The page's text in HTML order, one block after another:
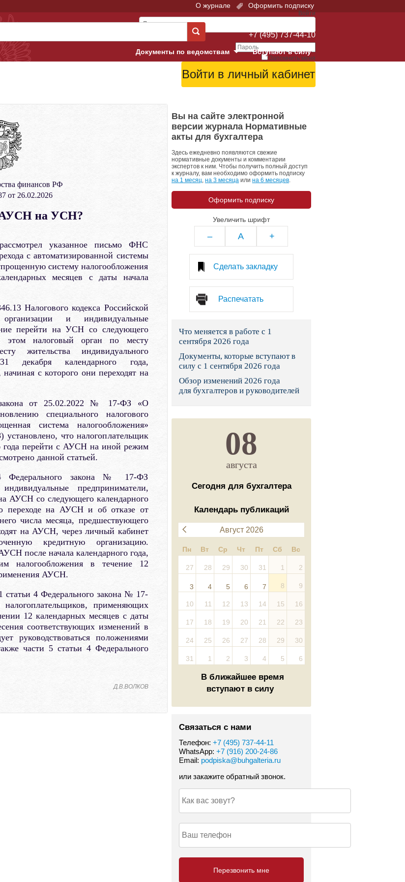
О журнале Оформить подписку
Войти
Запомнить меня
+7 (495) 737-44-10
Вступают в силу
Документы по ведомствам
Арбитражные суды
Верховный Суд
Гострудинспекция в г. Москве
Конституционный Суд
Президент: законы и указы
Социальный фонд России
Суд общей юрисдикции
Федеральная налоговая служба
Фонд социального страхования
Остальные ведомства
финансов РФ
от 26.02.2026
АУСН на УСН?
указанное письмо ФНС
с автоматизированной системы
систему налогообложения
месяцев с даты начала
Налогового кодекса Российской
и индивидуальные
перейти на УСН со следующего
этом налоговый орган по месту
жительства индивидуального
декабря календарного года,
с которого они переходят на
от 25.02.2022 № 17-ФЗ «О
специального налогового
система налогообложения»
что налогоплательщик
года перейти с АУСН на иной режим
данной статьей.
Федерального закона № 17-ФЗ
предприниматели,
АУСН со следующего календарного
переходе на АУСН и об отказе от
числа месяца, предшествующего
на АУСН, через личный кабинет
кредитную организацию.
после начала календарного года,
налогообложения в течение 12
АУСН.
4 Федерального закона № 17-
применяющих
12 календарных месяцев с даты
соответствующих изменений в
руководствоваться положениями
части 5 статьи 4 Федерального
Д.В.ВОЛКОВ
Вы на сайте электронной
версии журнала Нормативные
акты для бухгалтера
Здесь ежедневно появляются свежие
нормативные документы и комментарии
экспертов к ним. Чтобы получить полный доступ
к журналу, вам необходимо оформить подписку
на 1 месяц, на 3 месяца или на 6 месяцев.
Оформить подписку
Увеличить шрифт
– A +
Сделать закладку
Распечатать
Что меняется в работе с 1
сентября 2026 года
Документы, которые вступают в
силу с 1 сентября 2026 года
Обзор изменений 2026 года
для бухгалтеров и руководителей
08
августа
Сегодня для бухгалтера
Календарь публикаций
Август 2026
Пн Вт Ср Чт Пт Сб Вс
27 28 29 30 31 1 2
3 4 5 6 7 8 9
10 11 12 13 14 15 16
17 18 19 20 21 22 23
24 25 26 27 28 29 30
31 1 2 3 4 5 6
В ближайшее время
вступают в силу
Связаться с нами
Телефон: +7 (495) 737-44-11
WhatsApp: +7 (916) 200-24-86
Email: podpiska@buhgalteria.ru
или закажите обратный звонок.